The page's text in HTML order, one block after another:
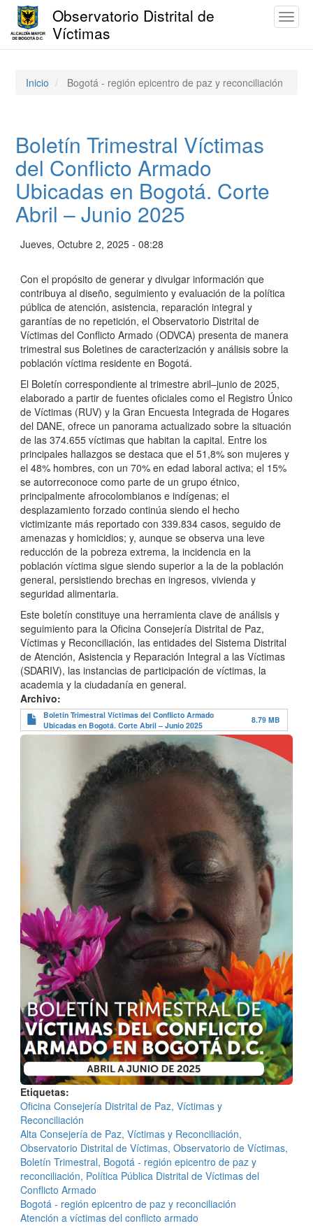
Pasar
contenido
Observatorio Distrital de
Víctimas
Inicio Bogotá - región epicentro de paz y reconciliación
Boletín Trimestral Víctimas
del Conflicto Armado
Ubicadas en Bogotá. Corte
Abril – Junio 2025
Jueves, Octubre 2, 2025 - 08:28
Con el propósito de generar y divulgar información que
contribuya al diseño, seguimiento y evaluación de la política
pública de atención, asistencia, reparación integral y
garantías de no repetición, el Observatorio Distrital de
Víctimas del Conflicto Armado (ODVCA) presenta de manera
trimestral sus Boletines de caracterización y análisis sobre la
población víctima residente en Bogotá.
El Boletín correspondiente al trimestre abril–junio de 2025,
elaborado a partir de fuentes oficiales como el Registro Único
de Víctimas (RUV) y la Gran Encuesta Integrada de Hogares
del DANE, ofrece un panorama actualizado sobre la situación
de las 374.655 víctimas que habitan la capital. Entre los
principales hallazgos se destaca que el 51,8% son mujeres y
el 48% hombres, con un 70% en edad laboral activa; el 15%
se autorreconoce como parte de un grupo étnico,
principalmente afrocolombianos e indígenas; el
desplazamiento forzado continúa siendo el hecho
victimizante más reportado con 339.834 casos, seguido de
amenazas y homicidios; y, aunque se observa una leve
reducción de la pobreza extrema, la incidencia en la
población víctima sigue siendo superior a la de la población
general, persistiendo brechas en ingresos, vivienda y
seguridad alimentaria.
Este boletín constituye una herramienta clave de análisis y
seguimiento para la Oficina Consejería Distrital de Paz,
Víctimas y Reconciliación, las entidades del Sistema Distrital
de Atención, Asistencia y Reparación Integral a las Víctimas
(SDARIV), las instancias de participación de víctimas, la
academia y la ciudadanía en general.
Archivo
Boletín Trimestral Víctimas del Conflicto Armado
Ubicadas en Bogotá. Corte Abril – Junio 2025
8.79 MB
Etiquetas
Oficina Consejería Distrital de Paz, Víctimas y
Reconciliación
Alta Consejería de Paz, Víctimas y Reconciliación,
Observatorio Distrital de Víctimas, Observatorio de Víctimas,
Boletín Trimestral, Bogotá - región epicentro de paz y
reconciliación, Política Pública Distrital de Víctimas del
Conflicto Armado
Bogotá - región epicentro de paz y reconciliación
Atención a víctimas del conflicto armado